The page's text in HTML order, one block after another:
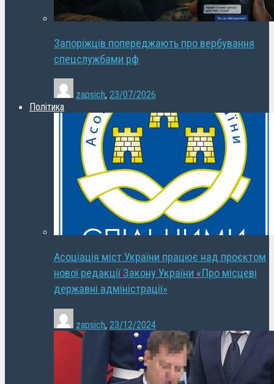
Запоріжців попереджають про вербування
спецслужбами рф
zapsich, 23/07/2026
Політика
Асоціація міст України працює над проєктом
нової редакції Закону України «Про місцеві
державні адміністрації»
zapsich, 23/12/2024